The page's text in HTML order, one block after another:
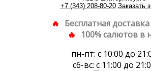
+7 (343) 208-80-20 Заказать
Бесплатная
100% салютов в
пн-пт: с 10:00 до
сб-вс: с 11:00 до